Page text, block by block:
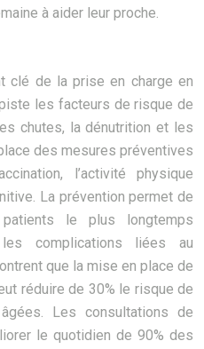
à aider leur proche.
clé de la prise en charge en
les facteurs de risque de
chutes, la dénutrition et les
des mesures préventives
l’activité physique
La prévention permet de
patients le plus longtemps
complications liées au
que la mise en place de
réduire de 30% le risque de
Les consultations de
le quotidien de 90% des